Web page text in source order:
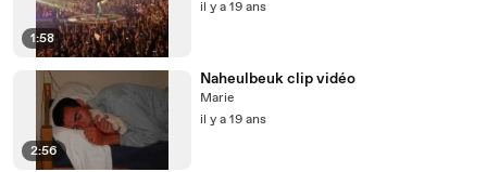
1:58
il y a 19 ans
2:56
Naheulbeuk clip vidéo
Marie
il y a 19 ans